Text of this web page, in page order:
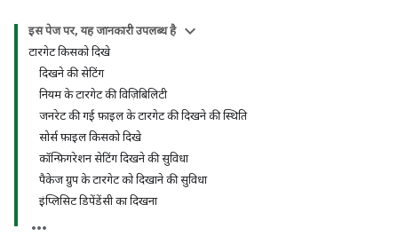
इस पेज पर, यह जानकारी उपलब्ध है
टारगेट किसको दिखे
दिखने की सेटिंग
नियम के टारगेट की विज़िबिलिटी
जनरेट की गई फ़ाइल के टारगेट की दिखने की स्थिति
सोर्स फ़ाइल किसको दिखे
कॉन्फ़िगरेशन सेटिंग दिखने की सुविधा
पैकेज ग्रुप के टारगेट को दिखाने की सुविधा
इंप्लिसिट डिपेंडेंसी का दिखना